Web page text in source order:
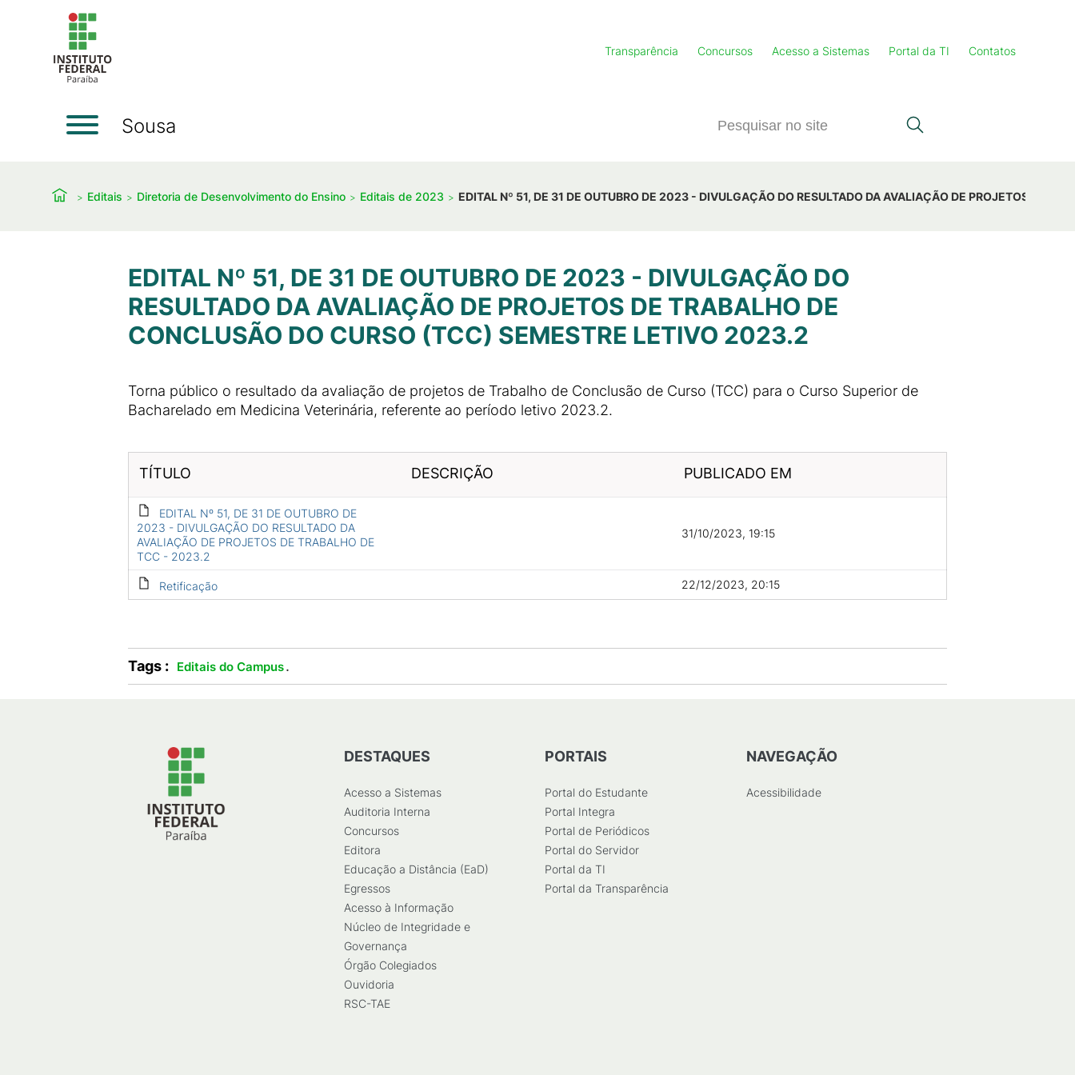
Transparência Concursos Acesso a Sistemas Portal da TI Contatos
Sousa
Editais Diretoria de Desenvolvimento do Ensino Editais de 2023 EDITAL Nº 51, DE 31 DE OUTUBRO DE 2023 - DIVULGAÇÃO DO RESULTADO DA AVALIAÇÃO DE PROJETOS DE
EDITAL Nº 51, DE 31 DE OUTUBRO DE 2023 - DIVULGAÇÃO DO
RESULTADO DA AVALIAÇÃO DE PROJETOS DE TRABALHO DE
CONCLUSÃO DO CURSO (TCC) SEMESTRE LETIVO 2023.2
Torna público o resultado da avaliação de projetos de Trabalho de Conclusão de Curso (TCC) para o Curso Superior de
Bacharelado em Medicina Veterinária, referente ao período letivo 2023.2.
TÍTULO DESCRIÇÃO PUBLICADO EM
EDITAL Nº 51, DE 31 DE OUTUBRO DE
2023 - DIVULGAÇÃO DO RESULTADO DA
AVALIAÇÃO DE PROJETOS DE TRABALHO DE
TCC - 2023.2
31/10/2023, 19:15
Retificação 22/12/2023, 20:15
Tags : Editais do Campus.
DESTAQUES
Acesso a Sistemas
Auditoria Interna
Concursos
Editora
Educação a Distância (EaD)
Egressos
Acesso à Informação
Núcleo de Integridade e
Governança
Órgão Colegiados
Ouvidoria
RSC-TAE
PORTAIS
Portal do Estudante
Portal Integra
Portal de Periódicos
Portal do Servidor
Portal da TI
Portal da Transparência
NAVEGAÇÃO
Acessibilidade